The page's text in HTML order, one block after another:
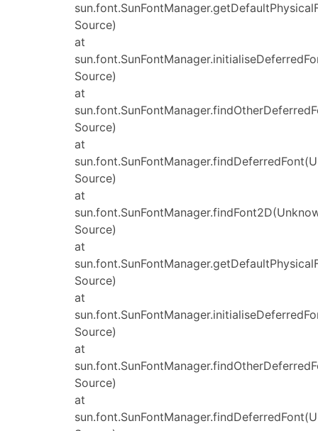
Source)
at
Source)
at
Source)
at
Source)
at
Source)
at
Source)
at
Source)
at
Source)
at